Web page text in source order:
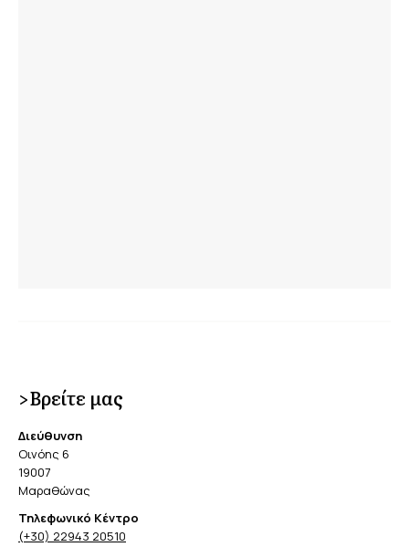
>Βρείτε μας
Διεύθυνση
Οινόης 6
19007
Μαραθώνας
Τηλεφωνικό Κέντρο
(+30) 22943 20510